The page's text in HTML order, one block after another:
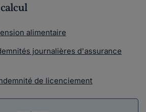
alimentaire
journalières d'assurance
de licenciement